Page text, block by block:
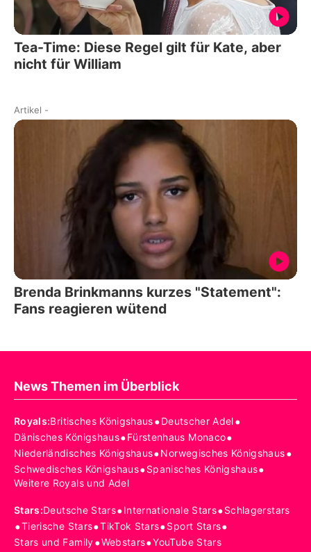
Tea-Time: Diese Regel gilt für Kate, aber
nicht für William
Artikel -
Brenda Brinkmanns kurzes "Statement":
Fans reagieren wütend
News Themen im Überblick
Royals:Britisches Königshaus•Deutscher Adel•
Dänisches Königshaus•Fürstenhaus Monaco•
Niederländisches Königshaus•Norwegisches Königshaus•
Schwedisches Königshaus•Spanisches Königshaus•
Weitere Royals und Adel
Stars:Deutsche Stars•Internationale Stars•Schlagerstars
•Tierische Stars•TikTok Stars•Sport Stars•
Stars und Family•Webstars•YouTube Stars